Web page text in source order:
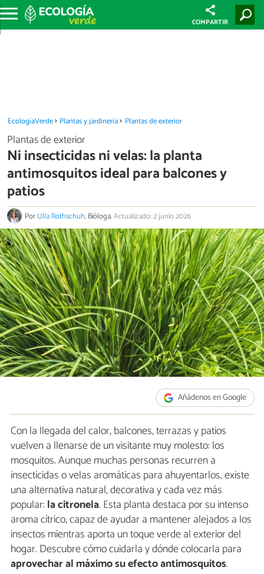
COMPARTIR
EcologíaVerde Plantas y jardinería Plantas de exterior
Plantas de exterior
Ni insecticidas ni velas: la planta
antimosquitos ideal para balcones y
patios
PorUlla Rothschuh, Bióloga.Actualizado: 2 junio 2026
Añádenos en Google
Con la llegada del calor, balcones, terrazas y patios
vuelven a llenarse de un visitante muy molesto: los
mosquitos. Aunque muchas personas recurren a
insecticidas o velas aromáticas para ahuyentarlos, existe
una alternativa natural, decorativa y cada vez más
popular:la citronela. Esta planta destaca por su intenso
aroma cítrico, capaz de ayudar a mantener alejados a los
insectos mientras aporta un toque verde al exterior del
hogar. Descubre cómo cuidarla y dónde colocarla para
aprovechar al máximo su efecto antimosquitos.